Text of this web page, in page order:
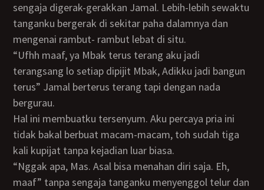
sengaja digerak-gerakkan Jamal. Lebih-lebih sewaktu
tanganku bergerak di sekitar paha dalamnya dan
mengenai rambut- rambut lebat di situ.
“Ufhh maaf, ya Mbak terus terang aku jadi
terangsang lo setiap dipijit Mbak, Adikku jadi bangun
terus” Jamal berterus terang tapi dengan nada
bergurau.
Hal ini membuatku tersenyum. Aku percaya pria ini
tidak bakal berbuat macam-macam, toh sudah tiga
kali kupijat tanpa kejadian luar biasa.
“Nggak apa, Mas. Asal bisa menahan diri saja. Eh,
maaf” tanpa sengaja tanganku menyenggol telur dan